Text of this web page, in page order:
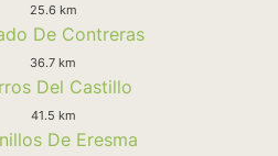
25.6 km
De Contreras
36.7 km
Del Castillo
41.5 km
De Eresma